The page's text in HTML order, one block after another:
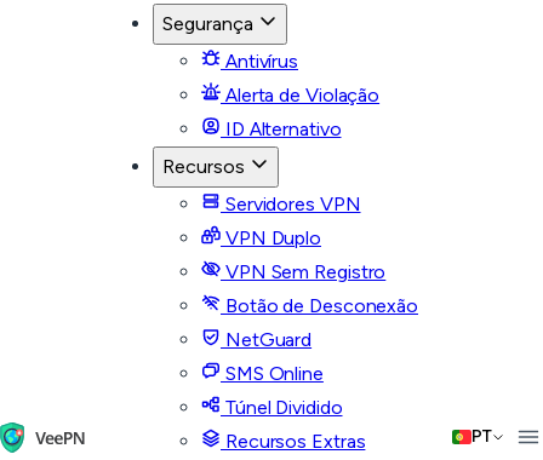
Segurança
Antivírus
Alerta de Violação
ID Alternativo
Recursos
Servidores VPN
VPN Duplo
VPN Sem Registro
Botão de Desconexão
NetGuard
SMS Online
Túnel Dividido
Recursos Extras
PT